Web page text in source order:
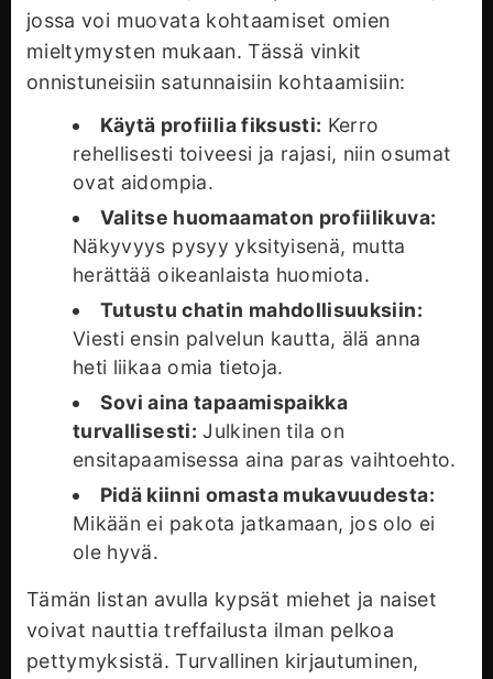
jossa voi muovata kohtaamiset omien
mieltymysten mukaan. Tässä vinkit
onnistuneisiin satunnaisiin kohtaamisiin:
Käytä profiilia fiksusti: Kerro
rehellisesti toiveesi ja rajasi, niin osumat
ovat aidompia.
Valitse huomaamaton profiilikuva:
Näkyvyys pysyy yksityisenä, mutta
herättää oikeanlaista huomiota.
Tutustu chatin mahdollisuuksiin:
Viesti ensin palvelun kautta, älä anna
heti liikaa omia tietoja.
Sovi aina tapaamispaikka
turvallisesti: Julkinen tila on
ensitapaamisessa aina paras vaihtoehto.
Pidä kiinni omasta mukavuudesta:
Mikään ei pakota jatkamaan, jos olo ei
ole hyvä.
Tämän listan avulla kypsät miehet ja naiset
voivat nauttia treffailusta ilman pelkoa
pettymyksistä. Turvallinen kirjautuminen,